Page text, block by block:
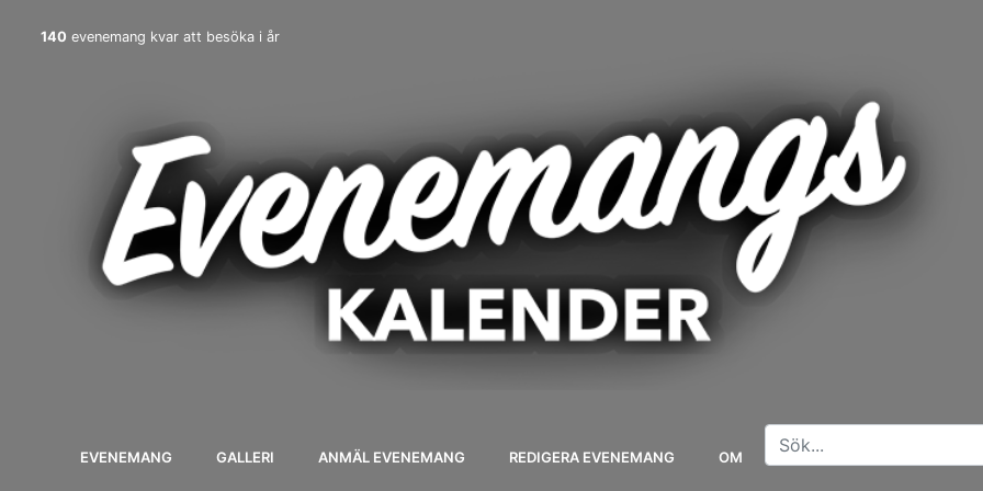
140 evenemang kvar att besöka i år
EVENEMANG GALLERI ANMÄL EVENEMANG REDIGERA EVENEMANG OM